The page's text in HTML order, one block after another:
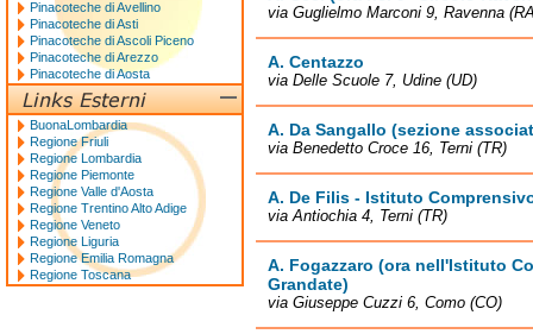
via Guglielmo Marconi 9, Ravenna
A. Centazzo
via Delle Scuole 7, Udine (UD)
A. Da Sangallo (sezione
via Benedetto Croce 16, Terni (TR)
A. De Filis - Istituto
via Antiochia 4, Terni (TR)
A. Fogazzaro (ora nell'Istituto
Grandate)
via Giuseppe Cuzzi 6, Como (CO)
Pinacoteche di Avellino
Pinacoteche di Asti
Pinacoteche di Ascoli Piceno
Pinacoteche di Arezzo
Pinacoteche di Aosta
BuonaLombardia
Regione Friuli
Regione Lombardia
Regione Piemonte
Regione Valle d'Aosta
Regione Trentino Alto Adige
Regione Veneto
Regione Liguria
Regione Emilia Romagna
Regione Toscana